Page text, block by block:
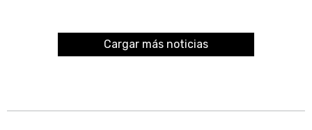
Cargar más noticias